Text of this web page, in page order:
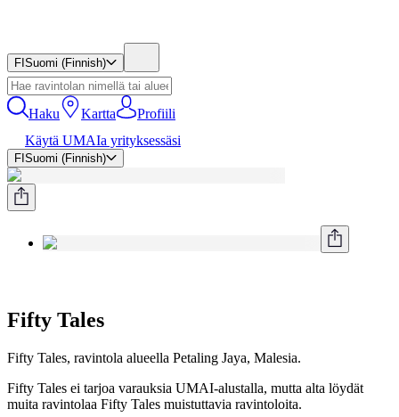
FI Suomi (Finnish)
Haku Kartta
Profiili
Käytä UMAIa yrityksessäsi
FI Suomi (Finnish)
Fifty Tales
Fifty Tales, ravintola alueella Petaling Jaya, Malesia.
Fifty Tales ei tarjoa varauksia UMAI-alustalla, mutta alta löydät
muita ravintolaa Fifty Tales muistuttavia ravintoloita.